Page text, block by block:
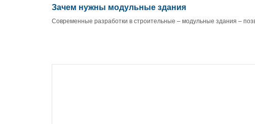
Зачем нужны модульные здания
Современные разработки в строительные – модульные здания –